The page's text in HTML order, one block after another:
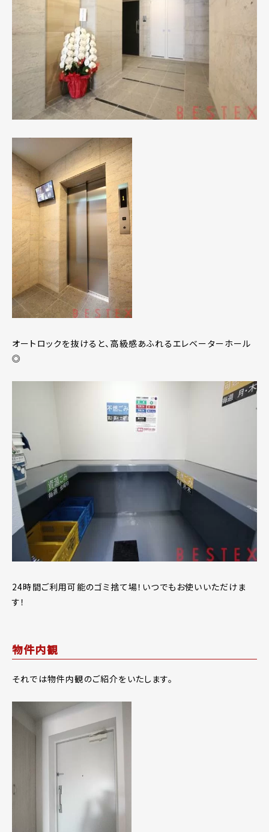
オートロックを抜けると、高級感あふれるエレベーターホール
◎
24時間ご利用可能のゴミ捨て場！いつでもお使いいただけま
す！
物件内観
それでは物件内観のご紹介をいたします。